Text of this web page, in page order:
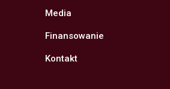
Media
Finansowanie
Kontakt